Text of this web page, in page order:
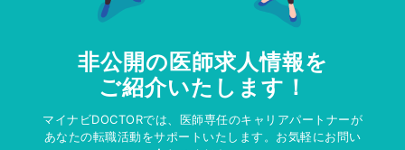
非公開の医師求人情報を
ご紹介いたします！
マイナビDOCTORでは、医師専任のキャリアパートナーが
あなたの転職活動をサポートいたします。お気軽にお問い